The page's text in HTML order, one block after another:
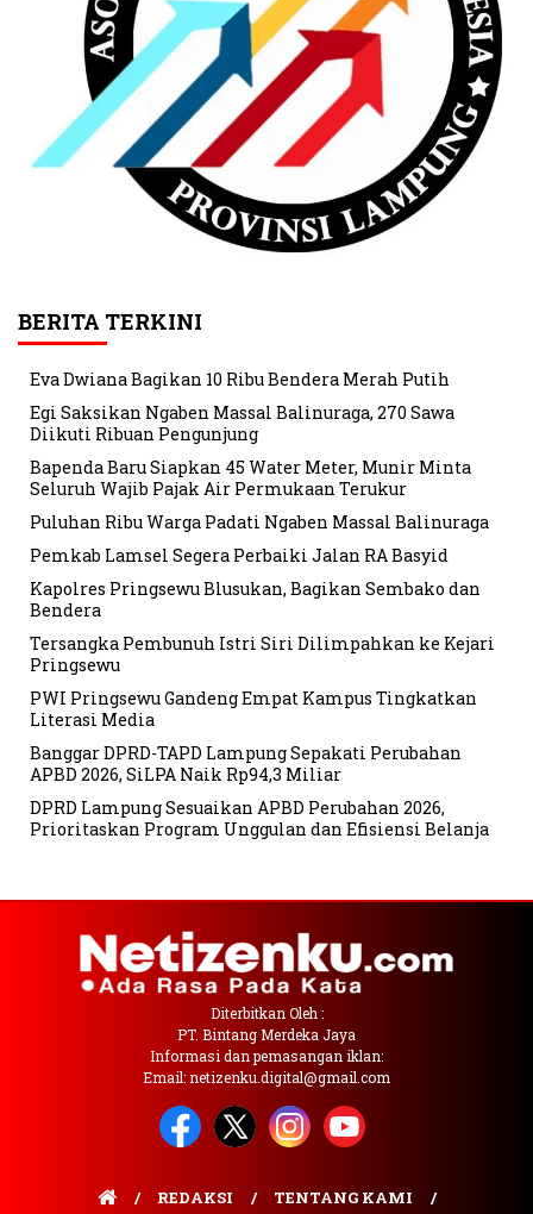
BERITA TERKINI
Eva Dwiana Bagikan 10 Ribu Bendera Merah Putih
Egi Saksikan Ngaben Massal Balinuraga, 270 Sawa
Diikuti Ribuan Pengunjung
Bapenda Baru Siapkan 45 Water Meter, Munir Minta
Seluruh Wajib Pajak Air Permukaan Terukur
Puluhan Ribu Warga Padati Ngaben Massal Balinuraga
Pemkab Lamsel Segera Perbaiki Jalan RA Basyid
Kapolres Pringsewu Blusukan, Bagikan Sembako dan
Bendera
Tersangka Pembunuh Istri Siri Dilimpahkan ke Kejari
Pringsewu
PWI Pringsewu Gandeng Empat Kampus Tingkatkan
Literasi Media
Banggar DPRD-TAPD Lampung Sepakati Perubahan
APBD 2026, SiLPA Naik Rp94,3 Miliar
DPRD Lampung Sesuaikan APBD Perubahan 2026,
Prioritaskan Program Unggulan dan Efisiensi Belanja
Diterbitkan Oleh :
PT. Bintang Merdeka Jaya
Informasi dan pemasangan iklan:
Email: netizenku.digital@gmail.com
REDAKSI TENTANG KAMI